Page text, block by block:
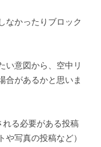
なかったりブロック
い意図から、空中リ
合があるかと思いま
れる必要がある投稿
や写真の投稿など）